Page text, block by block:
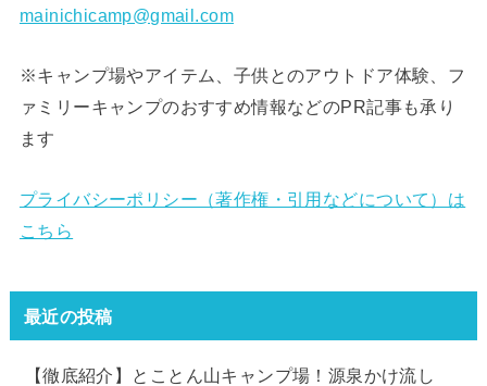
mainichicamp@gmail.com
※キャンプ場やアイテム、子供とのアウトドア体験、フ
ァミリーキャンプのおすすめ情報などのPR記事も承り
ます
プライバシーポリシー（著作権・引用などについて）は
こちら
最近の投稿
【徹底紹介】とことん山キャンプ場！源泉かけ流し